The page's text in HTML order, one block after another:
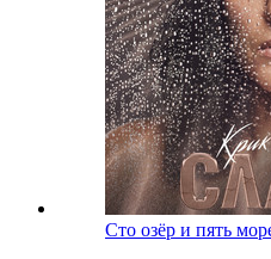
Сто озёр и пять